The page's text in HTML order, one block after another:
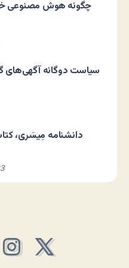
چگونه هوش مصنوعی
سیاست دوگانه آگهی‌های
دانشنامه مِیسَری،